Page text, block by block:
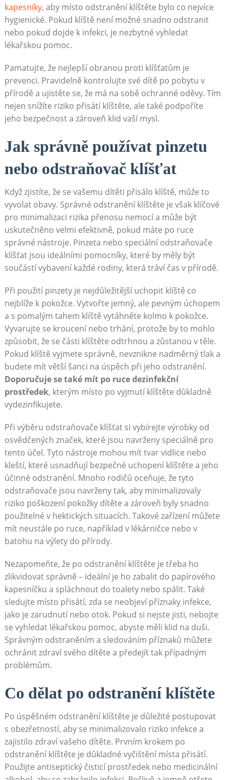
kapesníky, aby místo odstranění klíštěte bylo co nejvíce
hygienické. Pokud klíště není možné snadno odstranit
nebo pokud dojde k infekci, je nezbytné vyhledat
lékařskou pomoc.
Pamatujte, že nejlepší obranou proti klíšťatům je
prevenci. Pravidelně kontrolujte své dítě po pobytu v
přírodě a ujistěte se, že má na sobě ochranné oděvy. Tím
nejen snížíte riziko přisátí klíštěte, ale také podpoříte
jeho bezpečnost a zároveň klid vaší mysl.
Jak správně používat pinzetu
nebo odstraňovač klíšťat
Když zjistíte, že se vašemu dítěti přisálo klíště, může to
vyvolat obavy. Správné odstranění klíštěte je však klíčové
pro minimalizaci rizika přenosu nemocí a může být
uskutečněno velmi efektivně, pokud máte po ruce
správné nástroje. Pinzeta nebo speciální odstraňovače
klíšťat jsou ideálními pomocníky, které by měly být
součástí vybavení každé rodiny, která tráví čas v přírodě.
Při použití pinzety je nejdůležitější uchopit klíště co
nejblíže k pokožce. Vytvořte jemný, ale pevným úchopem
a s pomalým tahem klíště vytáhněte kolmo k pokožce.
Vyvarujte se kroucení nebo trhání, protože by to mohlo
způsobit, že se části klíštěte odtrhnou a zůstanou v těle.
Pokud klíště vyjmete správně, nevznikne nadměrný tlak a
budete mít větší šanci na úspěch při jeho odstranění.
Doporučuje se také mít po ruce dezinfekční
prostředek, kterým místo po vyjmutí klíštěte důkladně
vydezinfikujete.
Při výběru odstraňovače klíšťat si vybírejte výrobky od
osvědčených značek, které jsou navrženy speciálně pro
tento účel. Tyto nástroje mohou mít tvar vidlice nebo
kleští, které usnadňují bezpečné uchopení klíštěte a jeho
účinné odstranění. Mnoho rodičů oceňuje, že tyto
odstraňovače jsou navrženy tak, aby minimalizovaly
riziko poškození pokožky dítěte a zároveň byly snadno
použitelné v hektických situacích. Takové zařízení můžete
mít neustále po ruce, například v lékárničce nebo v
batohu na výlety do přírody.
Nezapomeňte, že po odstranění klíštěte je třeba ho
zlikvidovat správně – ideální je ho zabalit do papírového
kapesníčku a spláchnout do toalety nebo spálit. Také
sledujte místo přisátí, zda se neobjeví příznaky infekce,
jako je zarudnutí nebo otok. Pokud si nejste jisti, nebojte
se vyhledat lékařskou pomoc, abyste měli klid na duši.
Správným odstraněním a sledováním příznaků můžete
ochránit zdraví svého dítěte a předejít tak případným
problémům.
Co dělat po odstranění klíštěte
Po úspěšném odstranění klíštěte je důležité postupovat
s obezřetností, aby se minimalizovalo riziko infekce a
zajistilo zdraví vašeho dítěte. Prvním krokem po
odstranění klíštěte je důkladné vyčištění místa přisátí.
Použijte antiseptický čisticí prostředek nebo medicinální